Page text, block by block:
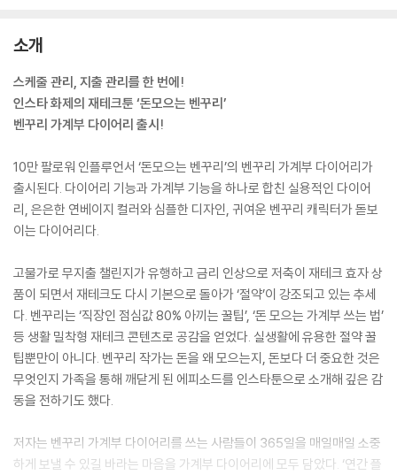
소개
스케줄 관리, 지출 관리를 한 번에!
인스타 화제의 재테크툰 ‘돈모으는 벤꾸리’
벤꾸리 가계부 다이어리 출시!
10만 팔로워 인플루언서 ‘돈모으는 벤꾸리’의 벤꾸리 가계부 다이어리가
출시된다. 다이어리 기능과 가계부 기능을 하나로 합친 실용적인 다이어
리, 은은한 연베이지 컬러와 심플한 디자인, 귀여운 벤꾸리 캐릭터가 돋보
이는 다이어리다.
고물가로 무지출 챌린지가 유행하고 금리 인상으로 저축이 재테크 효자 상
품이 되면서 재테크도 다시 기본으로 돌아가 ‘절약’이 강조되고 있는 추세
다. 벤꾸리는 ‘직장인 점심값 80% 아끼는 꿀팁’, ‘돈 모으는 가계부 쓰는 법’
등 생활 밀착형 재테크 콘텐츠로 공감을 얻었다. 실생활에 유용한 절약 꿀
팁뿐만이 아니다. 벤꾸리 작가는 돈을 왜 모으는지, 돈보다 더 중요한 것은
무엇인지 가족을 통해 깨닫게 된 에피소드를 인스타툰으로 소개해 깊은 감
동을 전하기도 했다.
저자는 벤꾸리 가계부 다이어리를 쓰는 사람들이 365일을 매일매일 소중
하게 보낼 수 있길 바라는 마음을 가계부 다이어리에 모두 담았다. ‘연간 플